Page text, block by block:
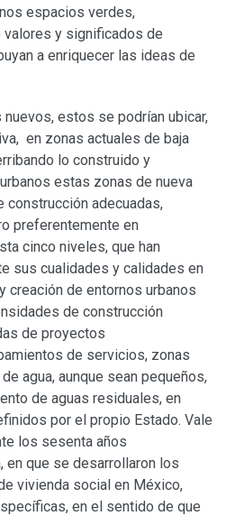
espacios verdes,
y significados de
a enriquecer las ideas de
estos se podrían ubicar,
en zonas actuales de baja
lo construido y
estas zonas de nueva
construcción adecuadas,
preferentemente en
cinco niveles, que han
sus cualidades y calidades en
creación de entornos urbanos
de construcción
de proyectos
de servicios, zonas
agua, aunque sean pequeños,
de aguas residuales, en
por el propio Estado. Vale
los sesenta años
en que se desarrollaron los
vivienda social en México,
en el sentido de que